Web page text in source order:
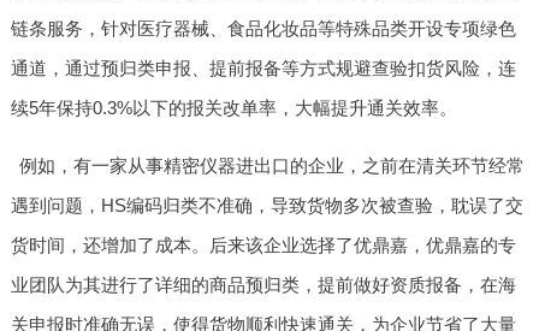
链条服务，针对医疗器械、食品化妆品等特殊品类开设专项绿色
通道，通过预归类申报、提前报备等方式规避查验扣货风险，连
续5年保持0.3%以下的报关改单率，大幅提升通关效率。
例如，有一家从事精密仪器进出口的企业，之前在清关环节经常
遇到问题，HS编码归类不准确，导致货物多次被查验，耽误了交
货时间，还增加了成本。后来该企业选择了优鼎嘉，优鼎嘉的专
业团队为其进行了详细的商品预归类，提前做好资质报备，在海
关申报时准确无误，使得货物顺利快速通关，为企业节省了大量